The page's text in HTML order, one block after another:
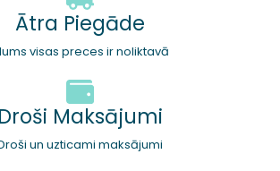
Ātra Piegāde
visas preces ir noliktavā
Droši Maksājumi
un uzticami maksājumi